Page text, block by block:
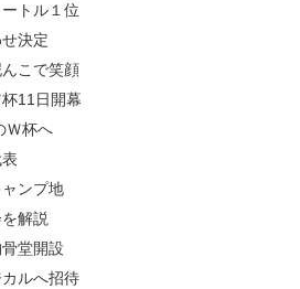
トル１位
決定
こで笑顔
11日開幕
Ｗ杯へ
ンプ地
解説
堂開設
ルへ招待